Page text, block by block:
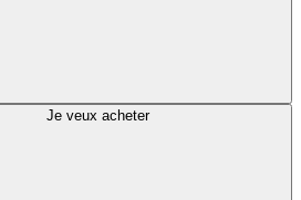
Je veux acheter